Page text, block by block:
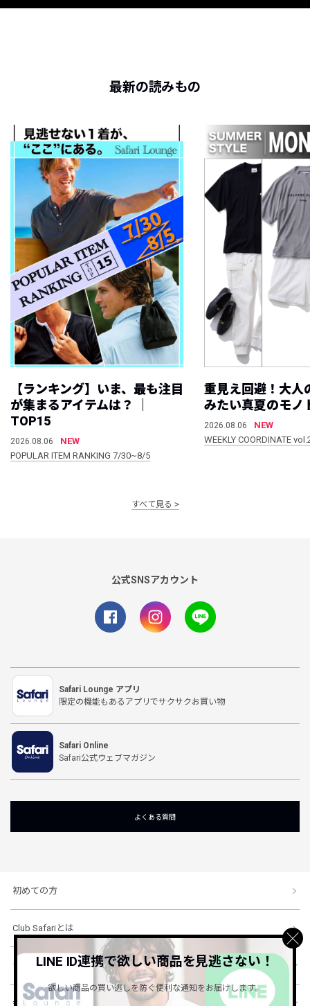
最新の読みもの
【ランキング】いま、最も注目
が集まるアイテムは？ ｜
TOP15
2026.08.06
NEW
POPULAR ITEM RANKING 7/30~8/5
重見え回避！大人
みたい真夏のモノ
2026.08.06
NEW
WEEKLY COORDINATE
すべて見る
公式SNSアカウント
Safari Lounge アプリ
限定の機能もあるアプリでサクサクお買い物
Safari Online
Safari公式ウェブマガジン
よくある質問
初めての方
Club Safariとは
ショッピングガイド
会社概要・規約
LINE ID連携で欲しい商品を見逃さない！
欲しい商品の買い逃しを防ぐ便利な通知をお届けします。